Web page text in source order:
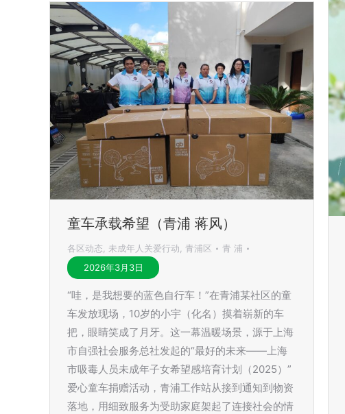
童车承载希望（青浦 蒋风）
各区动态, 未成年人关爱行动, 青浦区
青 浦
2026年3月3日
“哇，是我想要的蓝色自行车！”在青浦某社区的童
车发放现场，10岁的小宇（化名）摸着崭新的车
把，眼睛笑成了月牙。这一幕温暖场景，源于上海
市自强社会服务总社发起的“最好的未来——上海
市吸毒人员未成年子女希望感培育计划（2025）”
爱心童车捐赠活动，青浦工作站从接到通知到物资
落地，用细致服务为受助家庭架起了连接社会的情